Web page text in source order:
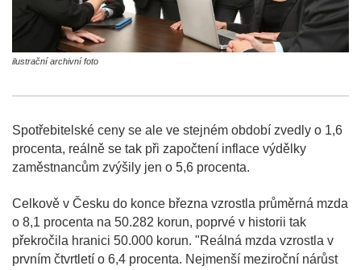
ilustrační archivní foto
Spotřebitelské ceny se ale ve stejném období zvedly o 1,6
procenta, reálně se tak při započtení inflace výdělky
zaměstnancům zvýšily jen o 5,6 procenta.
Celkově v Česku do konce března vzrostla průměrná mzda
o 8,1 procenta na 50.282 korun, poprvé v historii tak
překročila hranici 50.000 korun. "Reálná mzda vzrostla v
prvním čtvrtletí o 6,4 procenta. Nejmenší meziroční nárůst